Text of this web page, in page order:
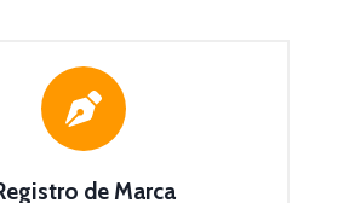
de Marca